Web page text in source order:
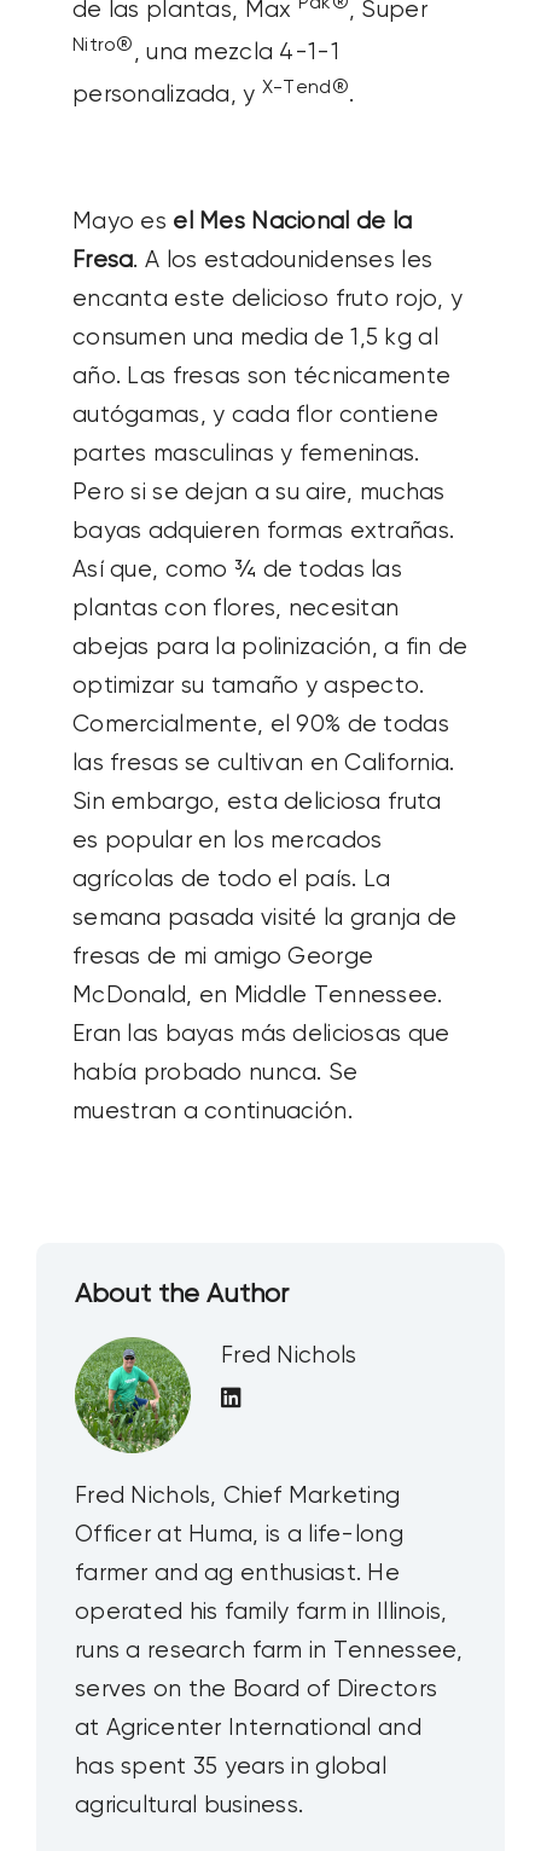
de las plantas, Max
, Super
Nitro®, una mezcla 4-1-1
personalizada, y X-Tend®.
Mayo es el Mes Nacional de la
Fresa. A los estadounidenses les
encanta este delicioso fruto rojo, y
consumen una media de 1,5 kg al
año. Las fresas son técnicamente
autógamas, y cada flor contiene
partes masculinas y femeninas.
Pero si se dejan a su aire, muchas
bayas adquieren formas extrañas.
Así que, como ¾ de todas las
plantas con flores, necesitan
abejas para la polinización, a fin de
optimizar su tamaño y aspecto.
Comercialmente, el 90% de todas
las fresas se cultivan en California.
Sin embargo, esta deliciosa fruta
es popular en los mercados
agrícolas de todo el país. La
semana pasada visité la granja de
fresas de mi amigo George
McDonald, en Middle Tennessee.
Eran las bayas más deliciosas que
había probado nunca. Se
muestran a continuación.
About the Author
Fred Nichols
Fred Nichols, Chief Marketing
Officer at Huma, is a life-long
farmer and ag enthusiast. He
operated his family farm in Illinois,
runs a research farm in Tennessee,
serves on the Board of Directors
at Agricenter International and
has spent 35 years in global
agricultural business.